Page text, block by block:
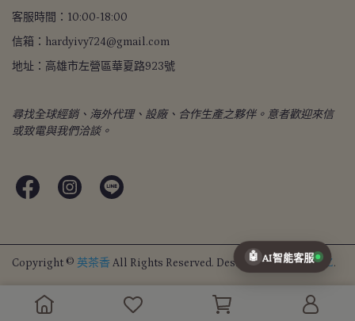
客服時間：10:00-18:00
信箱：hardyivy724@gmail.com
地址：高雄市左營區華夏路923號
尋找全球經銷、海外代理、設廠、合作生產之夥伴。意者歡迎來信
或致電與我們洽談。
Copyright © 英茶香 All Rights Reserved. Designed byCYBERBIZ.
🤖 AI智能客服